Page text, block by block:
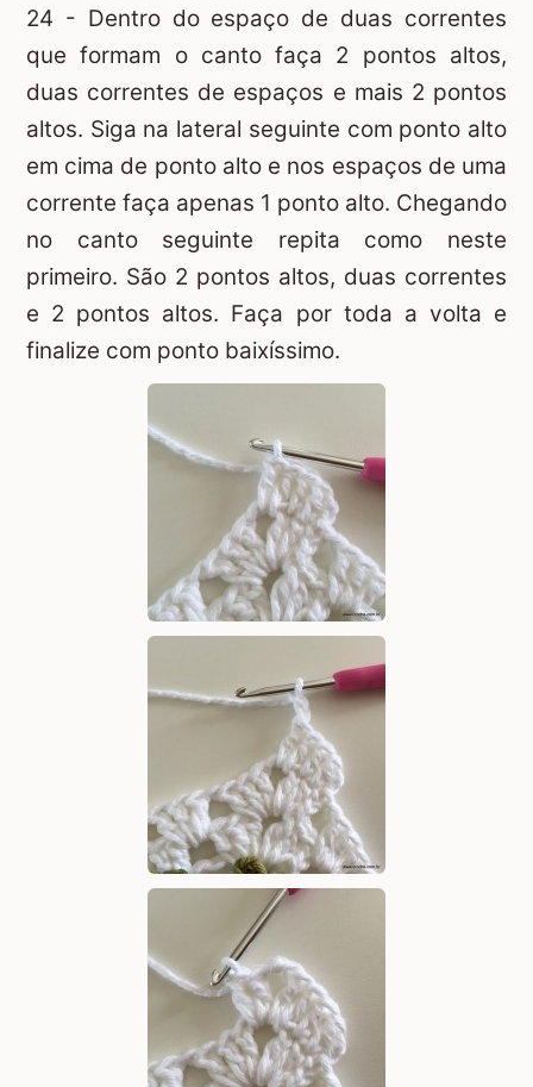
24 - Dentro do espaço de duas correntes
que formam o canto faça 2 pontos altos,
duas correntes de espaços e mais 2 pontos
altos. Siga na lateral seguinte com ponto alto
em cima de ponto alto e nos espaços de uma
corrente faça apenas 1 ponto alto. Chegando
no canto seguinte repita como neste
primeiro. São 2 pontos altos, duas correntes
e 2 pontos altos. Faça por toda a volta e
finalize com ponto baixíssimo.